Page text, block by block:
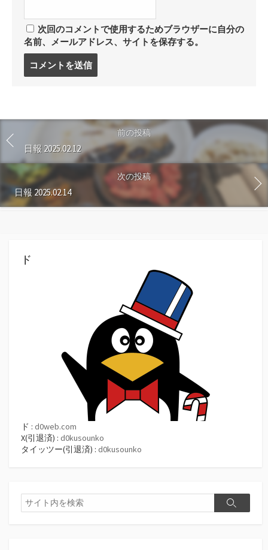
次回のコメントで使用するためブラウザーに自分の
名前、メールアドレス、サイトを保存する。
る
前の投稿
日報 2025.02.12
次の投稿
日報 2025.02.14
ド
ド : d0web.com
X(引退済) : d0kusounko
タイッツー(引退済) : d0kusounko
検
索
検